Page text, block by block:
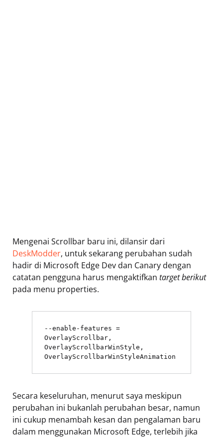
Mengenai Scrollbar baru ini, dilansir dari
DeskModder, untuk sekarang perubahan sudah
hadir di Microsoft Edge Dev dan Canary dengan
catatan pengguna harus mengaktifkan target berikut
pada menu properties.
--enable-features =
OverlayScrollbar,
OverlayScrollbarWinStyle,
OverlayScrollbarWinStyleAnimation
Secara keseluruhan, menurut saya meskipun
perubahan ini bukanlah perubahan besar, namun
ini cukup menambah kesan dan pengalaman baru
dalam menggunakan Microsoft Edge, terlebih jika